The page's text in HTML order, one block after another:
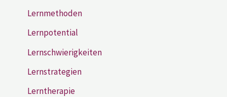
Lernmethoden
Lernpotential
Lernschwierigkeiten
Lernstrategien
Lerntherapie